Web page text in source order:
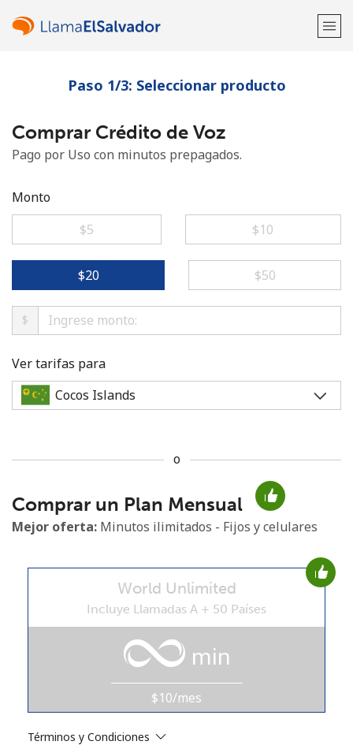
¡Bienvenido!
¿Ya tienes una cuenta?Inicia sesión →
No se ha creado una contraseña
Mínimo 8 caracteres
Una letra mayúscula y una minúscula
Un número
estosTérminos y condiciones.
Paso 1/3: Seleccionar producto
Comprar Crédito de Voz
Pago por Uso con minutos prepagados.
Monto
⁦$5⁩
⁦$10⁩
⁦$20⁩ ⁦$50⁩
$
Ver tarifas para
o
Comprar un Plan Mensual
Mejor oferta: Minutos ilimitados - Fijos y celulares
World Unlimited
Incluye Llamadas A + 50 Países
min
$10/mes
Términos y Condiciones